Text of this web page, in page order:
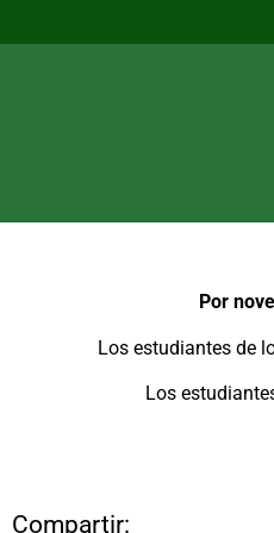
Por
Los estudiantes de
Los
Compartir: